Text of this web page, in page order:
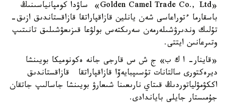
«Golden Camel Trade Co., Ltd» ساۋدا كومپانياسىنىڭ
باسقارما ءتوراعاسى شەن يانلين قازاقپاراتقا قازاقستاندىق ازىق-
تۇلىك وندىرۋشىلەرمەن سەرىكتەس بولۋعا قىزىعۋشىلىق تانىتىپ
وتىرعانىن ايتتى.
«قاينار- ا ك ب» ج ش س قارجى جانە ەكونوميكا بويىنشا
ديرەكتورى سالتانات تۇسىپبايەۆا قازاقپاراتقا قازاقستاندىق
اككۋمۋلياتوردىڭ قىتاي نارىعىنا شىعارۋ بويىنشا جاسالىپ جاتقان
جۇمىستار جايلى باياندادى.